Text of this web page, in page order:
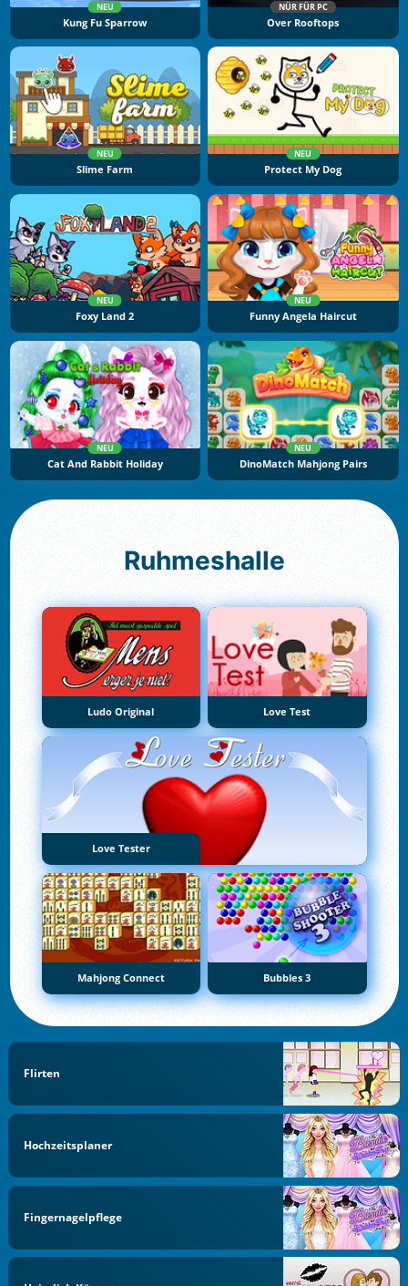
NEU
Kung Fu Sparrow
NÜR FÜR PC
Over Rooftops
NEU
Slime Farm
NEU
Protect My Dog
NEU
Foxy Land 2
NEU
Funny Angela Haircut
NEU
Cat And Rabbit Holiday
NEU
DinoMatch Mahjong Pairs
Ruhmeshalle
Ludo Original Love Test
Love Tester
Mahjong Connect Bubbles 3
Flirten
Hochzeitsplaner
Fingernagelpflege